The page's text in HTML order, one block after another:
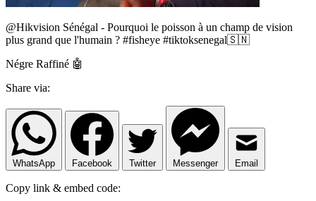
@Hikvision Sénégal - Pourquoi le poisson à un champ de vision
plus grand que l'humain ? #fisheye #tiktoksenegal🇸🇳
Négre Raffiné 🤖
Share via:
WhatsApp Facebook Twitter Messenger Email
Copy link & embed code: